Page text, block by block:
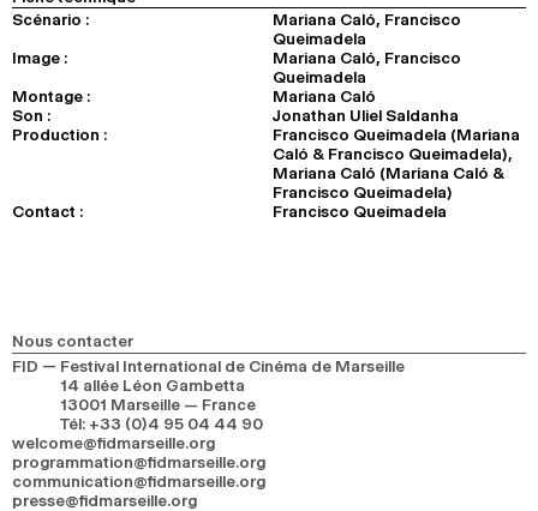
Scénario :
Mariana Caló, Francisco
Queimadela
Image :
Mariana Caló, Francisco
Queimadela
Montage :
Mariana Caló
Son :
Jonathan Uliel Saldanha
Production :
Francisco Queimadela (Mariana
Caló & Francisco Queimadela),
Mariana Caló (Mariana Caló &
Francisco Queimadela)
Contact :
Francisco Queimadela
Nous contacter
FID — Festival International de Cinéma de Marseille
14 allée Léon Gambetta
13001 Marseille — France
Tél: +33 (0)4 95 04 44 90
welcome@fidmarseille.org
programmation@fidmarseille.org
communication@fidmarseille.org
presse@fidmarseille.org